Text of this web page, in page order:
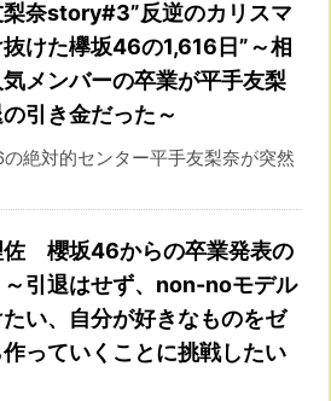
奈story#3”反逆のカリスマ
けた欅坂46の1,616日”～相
メンバーの卒業が平手友梨
引き金だった～
絶対的センター平手友梨奈が突然
佐 櫻坂46からの卒業発表の
引退はせず、non-noモデル
たい、自分が好きなものをゼ
作っていくことに挑戦したい